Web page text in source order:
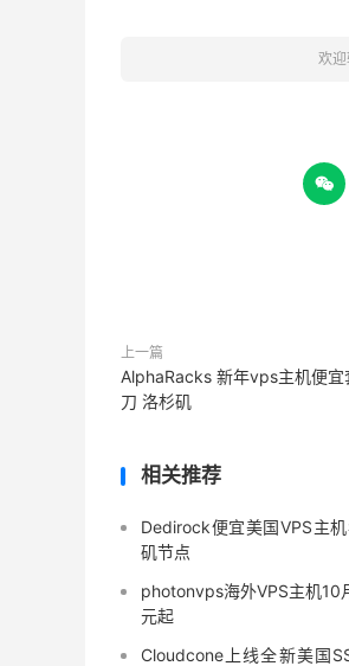
欢迎

上一篇
AlphaRacks 新年vps主机便
刀 洛杉矶
相关推荐
Dedirock便宜美国VPS主
矶节点
photonvps海外VPS主机
元起
Cloudcone上线全新美国